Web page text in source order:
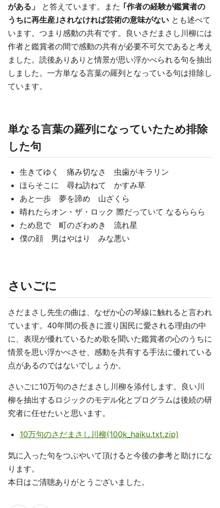
がある」
と答えています。また ｢作者の経験が鑑賞者の
うちに再生産｣されなければ芸術の意味がない とも述べて
います。つまり感動の共有です。良いさだまさし川柳には
作者と鑑賞者の間で感動の共有が必要不可欠であると考え
ました。読後ありありと情景が思い浮かべられる句を抽出
しました。一方単なる言葉の羅列となっている句は排除し
ています。
単なる言葉の羅列になっていたため排除
した句
生きてゆく 痛み切なさ 虫歯がキラリン
ほらそこに 尋ね訪ねて かすみ草
あと一歩 夢を諦め 山ざくら
晴れたらオン・ザ・ロック 際だっていて なるららら
ため息で 町のざわめき 流れ星
僕の顔 男はやはり みな悪い
さいごに
さだまさし先生の曲は、なぜか心の琴線に触れると言われ
ています。40年間の長きに渡り国民に愛される理由の中
に、表現が優れているため歌を聞いた鑑賞者の心のうちに
情景を思い浮かべさせ、感動を共有する手法に優れている
点があるのではないでしょうか。
さいごに10万句のさだまさし川柳を添付します。良い川
柳を抽出するロジックのモデル化とプログラムは後続の研
究者に任せたいと思います。
10万句のさだまさし川柳(100k_haiku.txt.zip)
気に入った句をつぶやいて頂けると今後の参考と助けにな
ります。
本日はご清聴ありがとうございました。